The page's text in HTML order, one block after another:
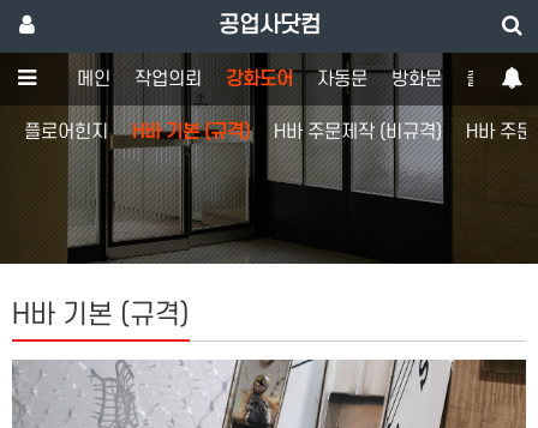
공업사닷컴
메인 작업의뢰 강화도어 자동문 방화문 출입통제
플로어힌지 H바 기본 (규격) H바 주문제작 (비규격) H바 주
H바 기본 (규격)